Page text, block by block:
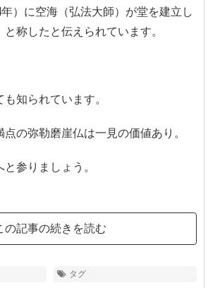
）に空海（弘法大師）が堂を建立し
称したと伝えられています。
知られています。
の弥勒磨崖仏は一見の価値あり。
参りましょう。
の記事の続きを読む
タグ